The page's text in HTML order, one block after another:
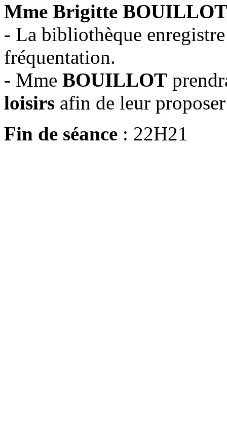
Mme Brigitte
- La bibliothèque
fréquentation.
- Mme BOUILLOT
loisirs afin de leur
Fin de séance : 22H21